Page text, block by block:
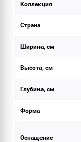
Коллекция
Страна
Ширина, см
Высота, см
Глубина, см
Форма
Оснащение